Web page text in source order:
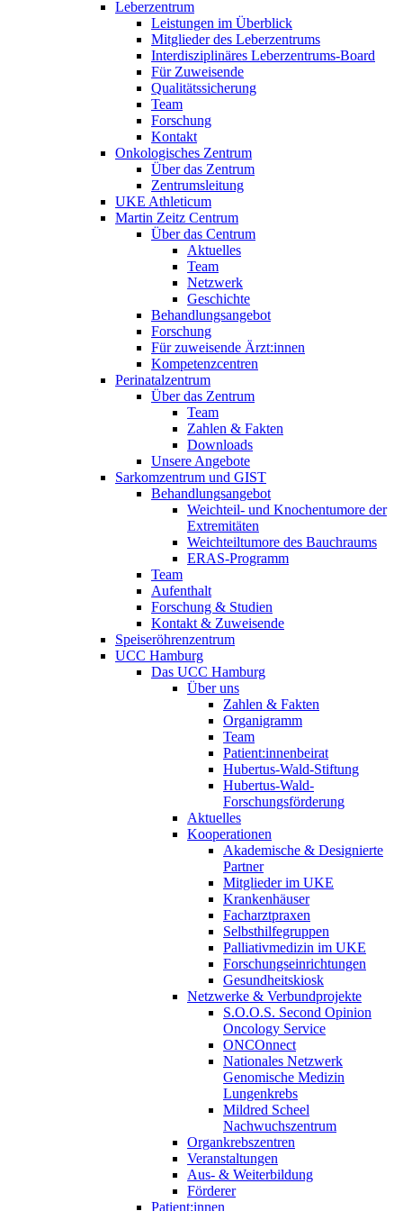
Leberzentrum
Leistungen im Überblick
Mitglieder des Leberzentrums
Interdisziplinäres Leberzentrums-Board
Für Zuweisende
Qualitätssicherung
Team
Forschung
Kontakt
Onkologisches Zentrum
Über das Zentrum
Zentrumsleitung
UKE Athleticum
Martin Zeitz Centrum
Über das Centrum
Aktuelles
Team
Netzwerk
Geschichte
Behandlungsangebot
Forschung
Für zuweisende Ärzt:innen
Kompetenzcentren
Perinatalzentrum
Über das Zentrum
Team
Zahlen & Fakten
Downloads
Unsere Angebote
Sarkomzentrum und GIST
Behandlungsangebot
Weichteil- und Knochentumore der
Extremitäten
Weichteiltumore des Bauchraums
ERAS-Programm
Team
Aufenthalt
Forschung & Studien
Kontakt & Zuweisende
Speiseröhrenzentrum
UCC Hamburg
Das UCC Hamburg
Über uns
Zahlen & Fakten
Organigramm
Team
Patient:innenbeirat
Hubertus-Wald-Stiftung
Hubertus-Wald-
Forschungsförderung
Aktuelles
Kooperationen
Akademische & Designierte
Partner
Mitglieder im UKE
Krankenhäuser
Facharztpraxen
Selbsthilfegruppen
Palliativmedizin im UKE
Forschungseinrichtungen
Gesundheitskiosk
Netzwerke & Verbundprojekte
S.O.O.S. Second Opinion
Oncology Service
ONCOnnect
Nationales Netzwerk
Genomische Medizin
Lungenkrebs
Mildred Scheel
Nachwuchszentrum
Organkrebszentren
Veranstaltungen
Aus- & Weiterbildung
Förderer
Patient:innen